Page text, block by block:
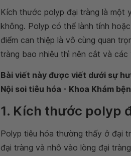
Kích thước polyp đại tràng là một
không. Polyp có thể lành tính
điểm can thiệp là vô cùng quan
tràng bao nhiêu thì nên cắt và
Bài viết này được viết dưới sự
Nội soi tiêu hóa - Khoa Khám
1. Kích thước polyp
Polyp tiêu hóa thường thấy ở đại
đại tràng và nhô vào lòng đại